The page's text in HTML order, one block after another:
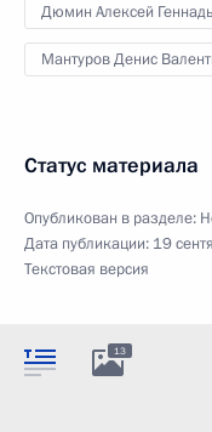
Дюмин Алексей
Мантуров Денис
Статус материала
Опубликован в разделе:
Дата публикации: 19
Текстовая версия
13